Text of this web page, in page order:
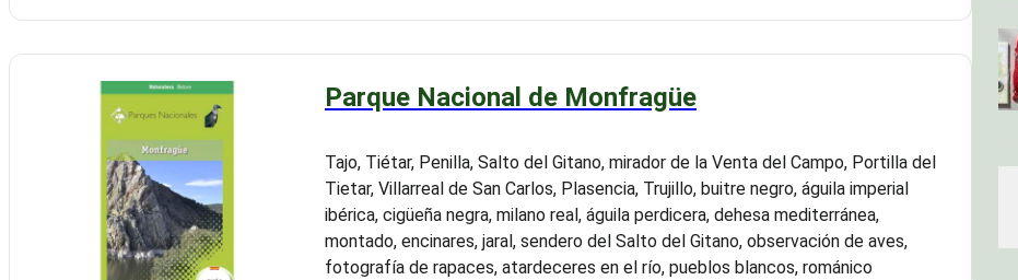
Parque Nacional de Monfragüe
Tajo, Tiétar, Penilla, Salto del Gitano, mirador de la Venta del Campo, Portilla del
Tietar, Villarreal de San Carlos, Plasencia, Trujillo, buitre negro, águila imperial
ibérica, cigüeña negra, milano real, águila perdicera, dehesa mediterránea,
montado, encinares, jaral, sendero del Salto del Gitano, observación de aves,
fotografía de rapaces, atardeceres en el río, pueblos blancos, románico